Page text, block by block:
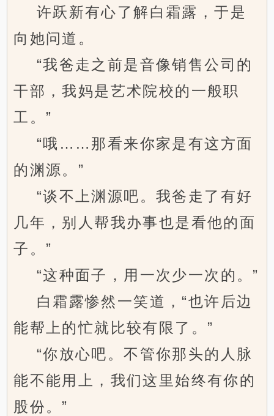
许跃新有心了解白霜露，于是
向她问道。
“我爸走之前是音像销售公司的
干部，我妈是艺术院校的一般职
工。”
“哦……那看来你家是有这方面
的渊源。”
“谈不上渊源吧。我爸走了有好
几年，别人帮我办事也是看他的面
子。”
“这种面子，用一次少一次的。”
白霜露惨然一笑道，“也许后边
能帮上的忙就比较有限了。”
“你放心吧。不管你那头的人脉
能不能用上，我们这里始终有你的
股份。”